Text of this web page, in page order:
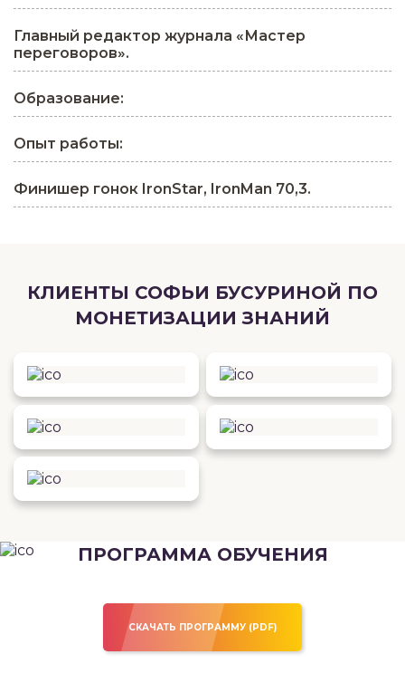
Главный редактор журнала «Мастер
переговоров».
Образование:
Опыт работы:
Финишер гонок IronStar, IronMan 70,3.
КЛИЕНТЫ СОФЬИ БУСУРИНОЙ ПО
МОНЕТИЗАЦИИ ЗНАНИЙ
ПРОГРАММА ОБУЧЕНИЯ
СКАЧАТЬ ПРОГРАММУ (PDF)